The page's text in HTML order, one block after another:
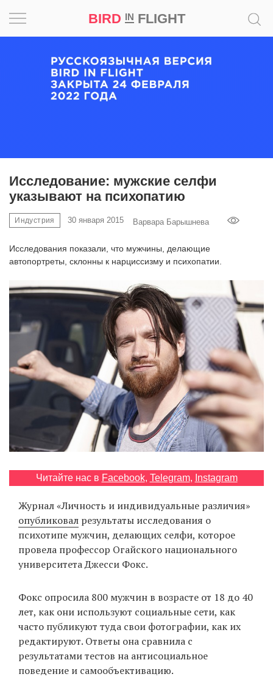
BIRD INFLIGHT
Исследование: мужские селфи
указывают на психопатию
Индустрия 30 января 2015 Варвара Барышнева
Исследования показали, что мужчины, делающие
автопортреты, склонны к нарциссизму и психопатии.
Читайте нас в Facebook, Telegram, Instagram
Журнал «Личность и индивидуальные различия»
опубликовал результаты исследования о
психотипе мужчин, делающих селфи, которое
провела профессор Огайского национального
университета Джесси Фокс.
Фокс опросила 800 мужчин в возрасте от 18 до 40
лет, как они используют социальные сети, как
часто публикуют туда свои фотографии, как их
редактируют. Ответы она сравнила с
результатами тестов на антисоциальное
поведение и самообъективацию.